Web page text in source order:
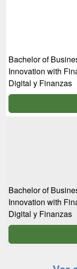
Bachelor of
Innovation with
Digital y Finanzas
Bachelor of
Innovation with
Digital y Finanzas